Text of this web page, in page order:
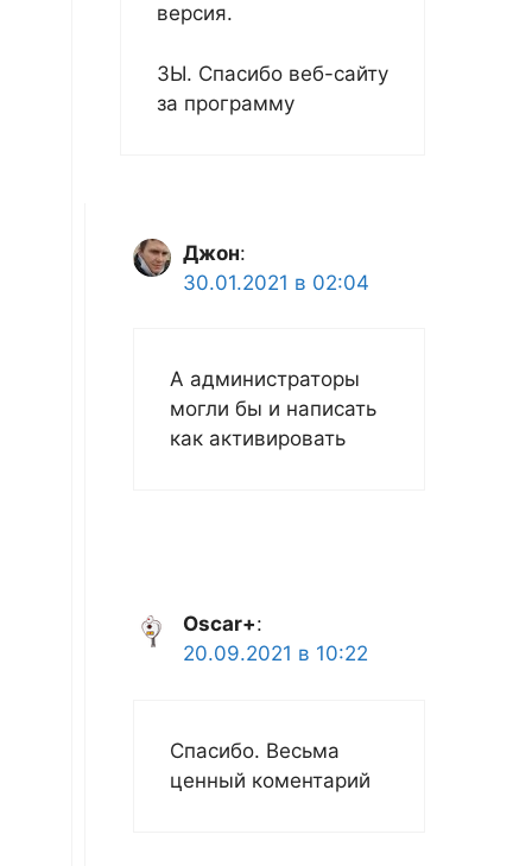
версия.
ЗЫ. Спасибо веб-сайту
за программу
Джон:
30.01.2021 в 02:04
А администраторы
могли бы и написать
как активировать
Oscar+:
20.09.2021 в 10:22
Спасибо. Весьма
ценный коментарий